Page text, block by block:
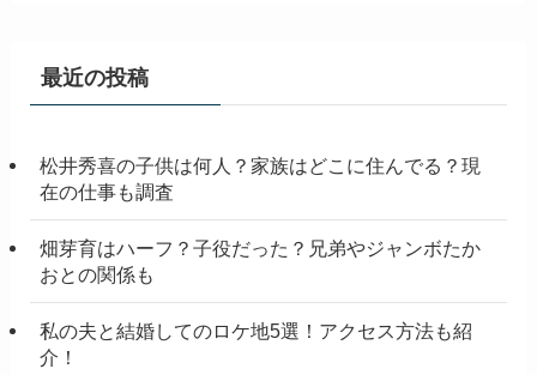
ブ
最近の投稿
松井秀喜の子供は何人？家族はどこに住んでる？現
在の仕事も調査
畑芽育はハーフ？子役だった？兄弟やジャンボたか
おとの関係も
私の夫と結婚してのロケ地5選！アクセス方法も紹
介！